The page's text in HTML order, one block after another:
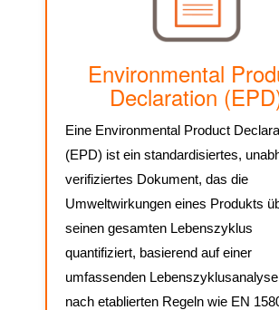
Environmental
Declaration
Eine Environmental Product
(EPD) ist ein standardisiertes,
verifiziertes Dokument, das die
Umweltwirkungen eines Produkts
seinen gesamten Lebenszyklus
quantifiziert, basierend auf einer
umfassenden
nach etablierten Regeln wie EN